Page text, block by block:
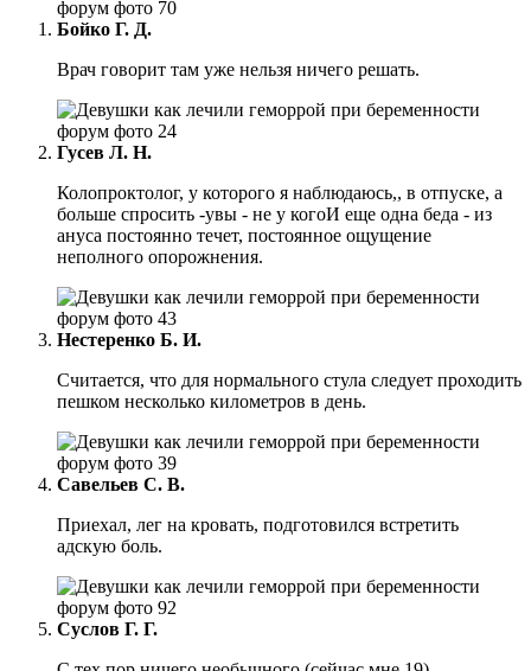
Бойко Г. Д.
Врач говорит там уже нельзя ничего решать.
Гусев Л. Н.
Колопроктолог, у которого я наблюдаюсь,, в отпуске, а
больше спросить -увы - не у когоИ еще одна беда - из
ануса постоянно течет, постоянное ощущение
неполного опорожнения.
Нестеренко Б. И.
Считается, что для нормального стула следует проходить
пешком несколько километров в день.
Савельев С. В.
Приехал, лег на кровать, подготовился встретить
адскую боль.
Суслов Г. Г.